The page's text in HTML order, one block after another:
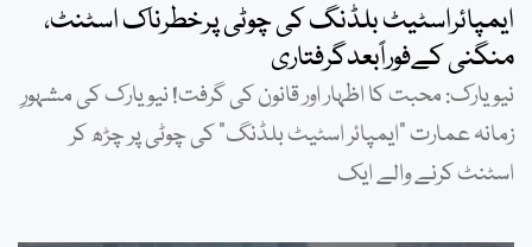
ایمپائراسٹیٹ بلڈنگ کی چوٹی پرخطرناک اسٹنٹ،
منگنی کےفوراًبعدگرفتاری
نیویارک: محبت کا اظہار اور قانون کی گرفت! نیویارک کی مشہورِ
زمانہ عمارت “ایمپائر اسٹیٹ بلڈنگ” کی چوٹی پر چڑھ کر
اسٹنٹ کرنے والے ایک